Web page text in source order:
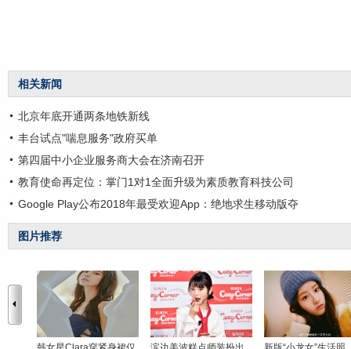
相关新闻
北京年底开通两条地铁新线
丰台试点"喘息服务"政府买单
第四届中小企业服务商大会在济南召开
教育使命再定位：掌门1对1全面升级为素质教育科技公司
Google Play公布2018年最受欢迎App：绝地求生移动版夺
图片推荐